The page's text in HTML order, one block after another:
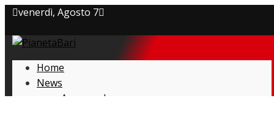
venerdì, Agosto 7
Privacy policy
Cookie Policy
Home
News
Amarcord